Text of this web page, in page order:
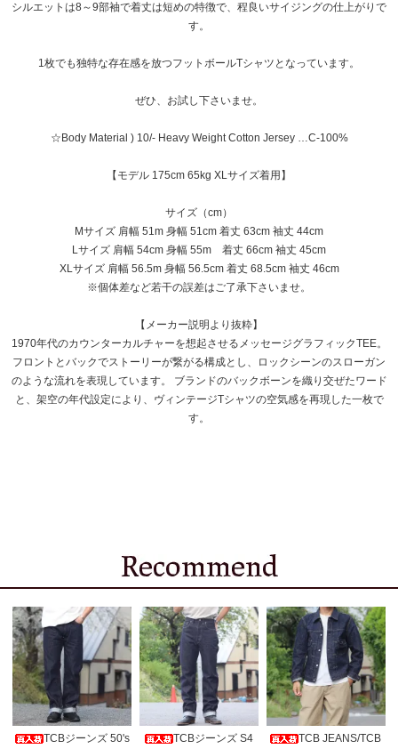
シルエットは8～9部袖で着丈は短めの特徴で、程良いサイジングの仕上がりで
す。
1枚でも独特な存在感を放つフットボールTシャツとなっています。
ぜひ、お試し下さいませ。
☆Body Material ) 10/- Heavy Weight Cotton Jersey …C-100%
【モデル 175cm 65kg XLサイズ着用】
サイズ（cm）
Mサイズ 肩幅 51m 身幅 51cm 着丈 63cm 袖丈 44cm
Lサイズ 肩幅 54cm 身幅 55m 着丈 66cm 袖丈 45cm
XLサイズ 肩幅 56.5m 身幅 56.5cm 着丈 68.5cm 袖丈 46cm
※個体差など若干の誤差はご了承下さいませ。
【メーカー説明より抜粋】
1970年代のカウンターカルチャーを想起させるメッセージグラフィックTEE。
フロントとバックでストーリーが繋がる構成とし、ロックシーンのスローガン
のような流れを表現しています。 ブランドのバックボーンを織り交ぜたワード
と、架空の年代設定により、ヴィンテージTシャツの空気感を再現した一枚で
す。
TCBジーンズ 50's
TCBジーンズ S4
TCB JEANS/TCB